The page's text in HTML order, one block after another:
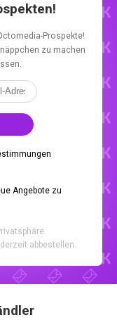
Prospekte!
zu machen
Angebote zu
abbestellen.